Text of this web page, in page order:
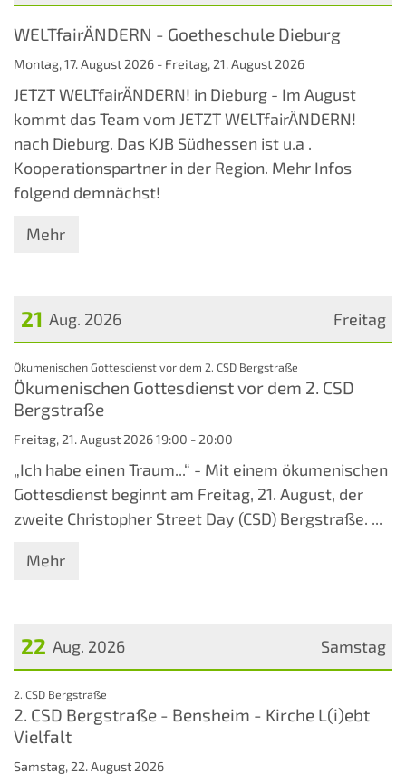
Datum: 17. August 2026
WELTfairÄNDERN - Goetheschule Dieburg
Montag, 17. August 2026 - Freitag, 21. August 2026
JETZT WELTfairÄNDERN! in Dieburg - Im August
kommt das Team vom JETZT WELTfairÄNDERN!
nach Dieburg. Das KJB Südhessen ist u.a .
Kooperationspartner in der Region. Mehr Infos
folgend demnächst!
Mehr
Freitag
21 Aug. 2026
Datum: 21. August 2026
Ökumenischen Gottesdienst vor dem 2. CSD Bergstraße
Ökumenischen Gottesdienst vor dem 2. CSD
Bergstraße
Freitag, 21. August 2026 19:00 - 20:00
„Ich habe einen Traum...“ - Mit einem ökumenischen
Gottesdienst beginnt am Freitag, 21. August, der
zweite Christopher Street Day (CSD) Bergstraße. ...
Mehr
Samstag
22 Aug. 2026
Datum: 22. August 2026
2. CSD Bergstraße
2. CSD Bergstraße - Bensheim - Kirche L(i)ebt
Vielfalt
Samstag, 22. August 2026